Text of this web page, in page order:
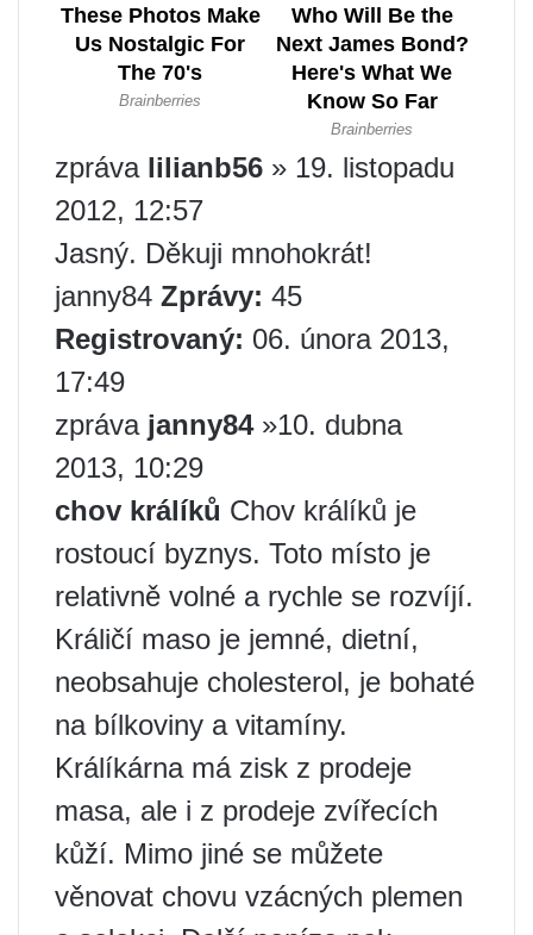
zpráva lilianb56 » 19. listopadu
2012, 12:57
Jasný. Děkuji mnohokrát!
janny84 Zprávy: 45
Registrovaný: 06. února 2013,
17:49
zpráva janny84»10. dubna
2013, 10:29
chov králíků Chov králíků je
rostoucí byznys. Toto místo je
relativně volné a rychle se rozvíjí.
Králičí maso je jemné, dietní,
neobsahuje cholesterol, je bohaté
na bílkoviny a vitamíny.
Králíkárna má zisk z prodeje
masa, ale i z prodeje zvířecích
kůží. Mimo jiné se můžete
věnovat chovu vzácných plemen